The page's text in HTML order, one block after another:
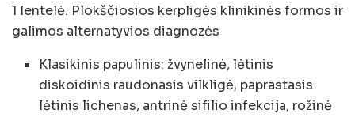
1 lentelė. Plokščiosios kerpligės klinikinės formos ir
galimos alternatyvios diagnozės
Klasikinis papulinis: žvynelinė, lėtinis
diskoidinis raudonasis vilkligė, paprastasis
lėtinis lichenas, antrinė sifilio infekcija, rožinė